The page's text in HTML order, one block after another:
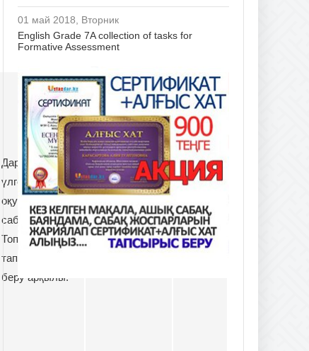
Дарынды және
үлгерімі төмен
оқушыларды
сабаққа тарту.
Топтық
тапсырмалар
беру арқылы.
Оқулық,
суреттер,
интернет
материалдары
және кеспе
01 май 2018, Вторник
English Grade 7A collection of tasks for
Formative Assessment